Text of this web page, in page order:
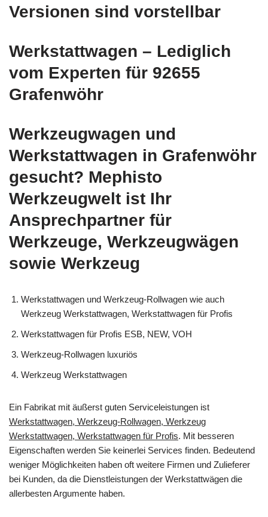
Versionen sind vorstellbar
Werkstattwagen – Lediglich
vom Experten für 92655
Grafenwöhr
Werkzeugwagen und
Werkstattwagen in Grafenwöhr
gesucht? Mephisto
Werkzeugwelt ist Ihr
Ansprechpartner für
Werkzeuge, Werkzeugwägen
sowie Werkzeug
Werkstattwagen und Werkzeug-Rollwagen wie auch
Werkzeug Werkstattwagen, Werkstattwagen für Profis
Werkstattwagen für Profis ESB, NEW, VOH
Werkzeug-Rollwagen luxuriös
Werkzeug Werkstattwagen
Ein Fabrikat mit äußerst guten Serviceleistungen ist
Werkstattwagen, Werkzeug-Rollwagen, Werkzeug
Werkstattwagen, Werkstattwagen für Profis. Mit besseren
Eigenschaften werden Sie keinerlei Services finden. Bedeutend
weniger Möglichkeiten haben oft weitere Firmen und Zulieferer
bei Kunden, da die Dienstleistungen der Werkstattwägen die
allerbesten Argumente haben.